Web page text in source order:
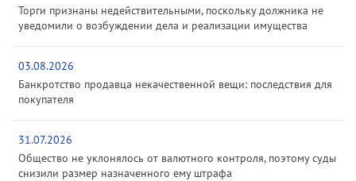
Торги признаны недействительными, поскольку должника не
уведомили о возбуждении дела и реализации имущества
03.08.2026
Банкротство продавца некачественной вещи: последствия для
покупателя
31.07.2026
Общество не уклонялось от валютного контроля, поэтому суды
снизили размер назначенного ему штрафа